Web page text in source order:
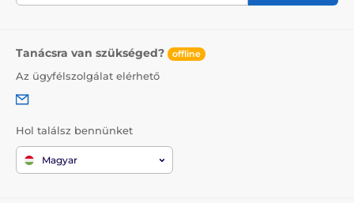
Tanácsra van szükséged? offline
Az ügyfélszolgálat elérhető
Hol találsz bennünket
Magyar